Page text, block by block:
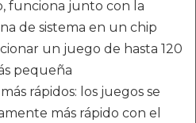
funciona junto con la
de sistema en un chip
un juego de hasta 120
pequeña
rápidos: los juegos se
más rápido con el